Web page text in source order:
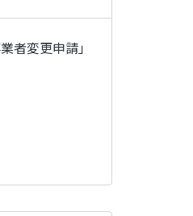
者変更申請」